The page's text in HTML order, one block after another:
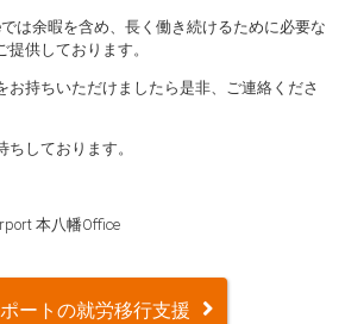
は余暇を含め、長く働き続けるために必要な
供しております。
お持ちいただけましたら是非、ご連絡くださ
しております。
本八幡Office
ートの就労移行支援